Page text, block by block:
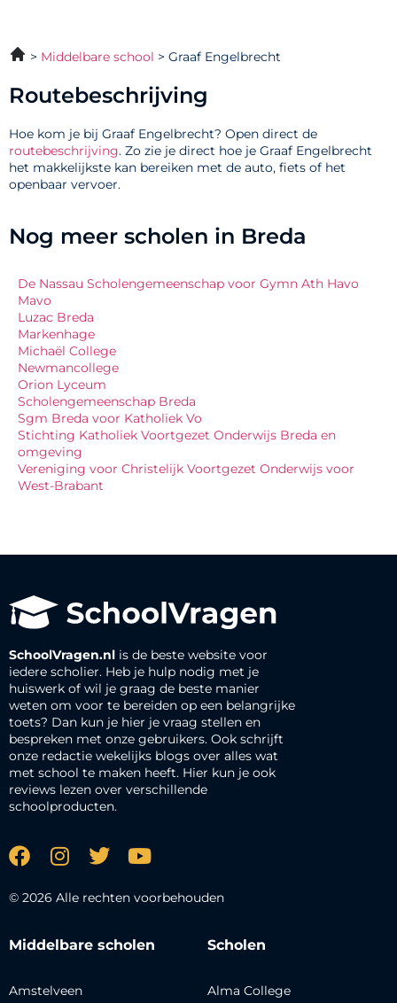
Middelbare school Graaf Engelbrecht
Routebeschrijving
Hoe kom je bij Graaf Engelbrecht? Open direct de
routebeschrijving. Zo zie je direct hoe je Graaf Engelbrecht
het makkelijkste kan bereiken met de auto, fiets of het
openbaar vervoer.
Nog meer scholen in Breda
De Nassau Scholengemeenschap voor Gymn Ath Havo
Mavo
Luzac Breda
Markenhage
Michaël College
Newmancollege
Orion Lyceum
Scholengemeenschap Breda
Sgm Breda voor Katholiek Vo
Stichting Katholiek Voortgezet Onderwijs Breda en
omgeving
Vereniging voor Christelijk Voortgezet Onderwijs voor
West-Brabant
SchoolVragen.nl is de beste website voor
iedere scholier. Heb je hulp nodig met je
huiswerk of wil je graag de beste manier
weten om voor te bereiden op een belangrijke
toets? Dan kun je hier je vraag stellen en
bespreken met onze gebruikers. Ook schrijft
onze redactie wekelijks blogs over alles wat
met school te maken heeft. Hier kun je ook
reviews lezen over verschillende
schoolproducten.
© 2026 Alle rechten voorbehouden
Middelbare scholen
Amstelveen
Scholen
Alma College